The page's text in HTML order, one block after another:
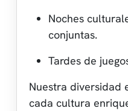
Noches
conjuntas.
Tardes de
Nuestra diversidad
cada cultura